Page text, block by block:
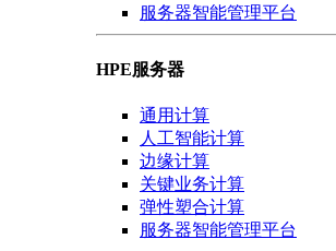
服务器智能管理平台
HPE服务器
通用计算
人工智能计算
边缘计算
关键业务计算
弹性塑合计算
服务器智能管理平台